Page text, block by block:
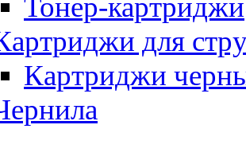
Тонер-картриджи
для
Картриджи